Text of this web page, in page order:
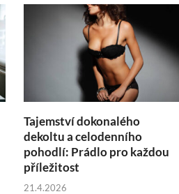
Tajemství dokonalého
dekoltu a celodenního
pohodlí: Prádlo pro každou
příležitost
21.4.2026